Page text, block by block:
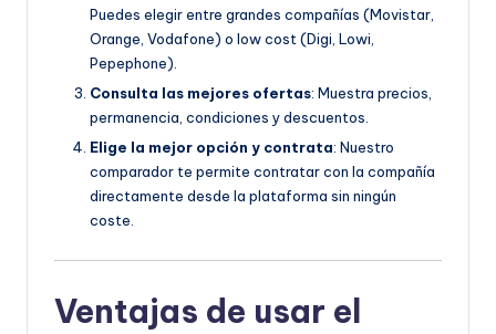
Puedes elegir entre grandes compañías (Movistar,
Orange, Vodafone) o low cost (Digi, Lowi,
Pepephone).
Consulta las mejores ofertas: Muestra precios,
permanencia, condiciones y descuentos.
Elige la mejor opción y contrata: Nuestro
comparador te permite contratar con la compañía
directamente desde la plataforma sin ningún
coste.
Ventajas de usar el